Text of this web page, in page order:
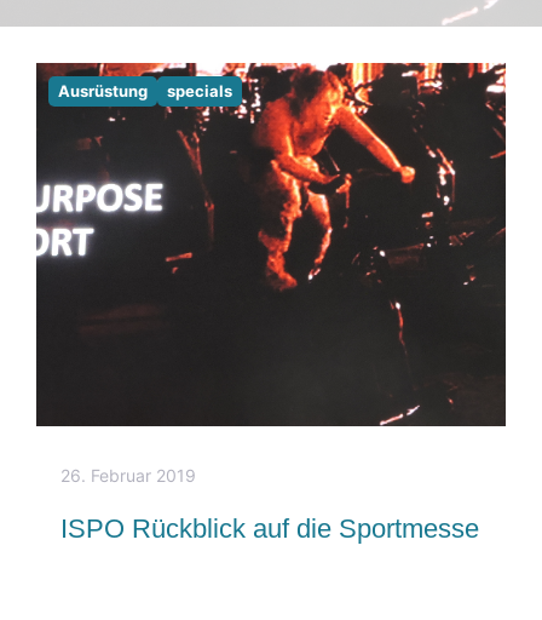
Ausrüstung specials
26. Februar 2019
ISPO Rückblick auf die Sportmesse